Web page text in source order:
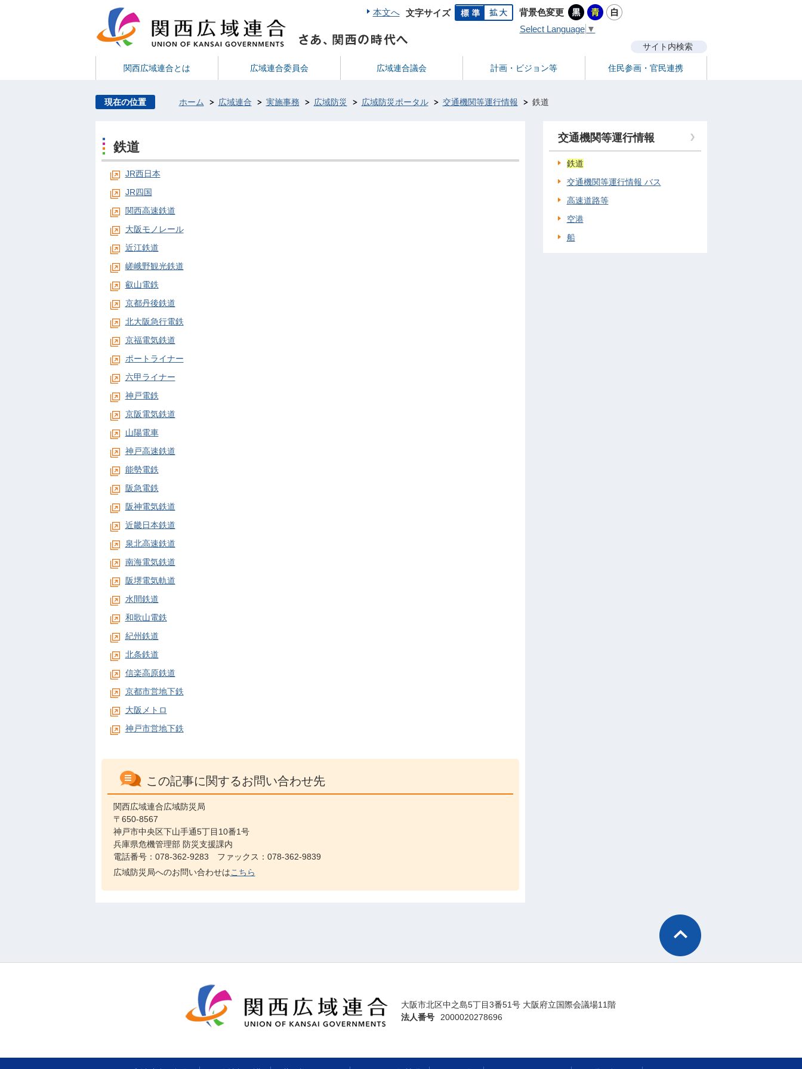
本文へ 文字サイズ
背景色変更
Select Language ▼
サイト内検索
関西広域連合とは 広域連合委員会 広域連合議会 計画・ビジョン等 住民参画・官民連携
現在の位置 ホーム 広域連合 実施事務 広域防災 広域防災ポータル 交通機関等運行情報 鉄道
鉄道
JR西日本
JR四国
関西高速鉄道
大阪モノレール
近江鉄道
嵯峨野観光鉄道
叡山電鉄
京都丹後鉄道
北大阪急行電鉄
京福電気鉄道
ポートライナー
六甲ライナー
神戸電鉄
京阪電気鉄道
山陽電車
神戸高速鉄道
能勢電鉄
阪急電鉄
阪神電気鉄道
近畿日本鉄道
泉北高速鉄道
南海電気鉄道
阪堺電気軌道
水間鉄道
和歌山電鉄
紀州鉄道
北条鉄道
信楽高原鉄道
京都市営地下鉄
大阪メトロ
神戸市営地下鉄
この記事に関するお問い合わせ先
関西広域連合広域防災局
〒650-8567
神戸市中央区下山手通5丁目10番1号
兵庫県危機管理部 防災支援課内
電話番号：078-362-9283 ファックス：078-362-9839
広域防災局へのお問い合わせはこちら
交通機関等運行情報
鉄道
交通機関等運行情報 バス
高速道路等
空港
船
大阪市北区中之島5丁目3番51号 大阪府立国際会議場11階
法人番号
2000020278696